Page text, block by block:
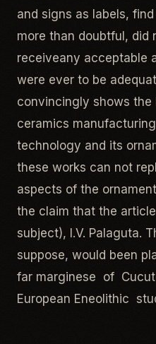
and signs as labels,
more than doubtful, did
receiveany acceptable
were ever to be
convincingly shows the
ceramics manufacturing
technology and its
these works can not
aspects of the
the claim that the
subject), I.V. Palaguta.
suppose, would been
far marginese of
European Eneolithic